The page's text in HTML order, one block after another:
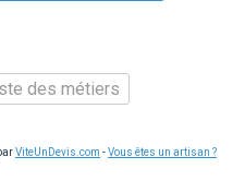
des métiers
ViteUnDevis.com -Vous êtes un artisan ?